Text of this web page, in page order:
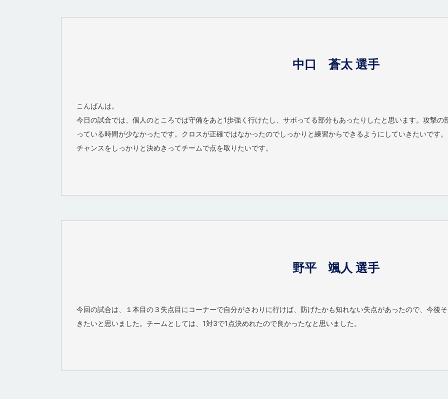
中口 蒼太 選手
こんばんは。
今日の試合では、個人のところでは守備をあと1歩強く行けたし、サボってる部分もあったりしたと思います。攻撃
っている時間が少なかったです。クロスが正確ではなかったのでしっかりと練習からできるようにしていきたいです。
チャンスをしっかりと決めきってチームで点を取りたいです。
野平 颯人 選手
今回の試合は、１本目の３失点目にコーナーで自分がさわりに行けば、防げたかも知れない失点があったので、今後
きたいと思いました。チームとしては、1対3で1点決めれたので良かったなと思いました。